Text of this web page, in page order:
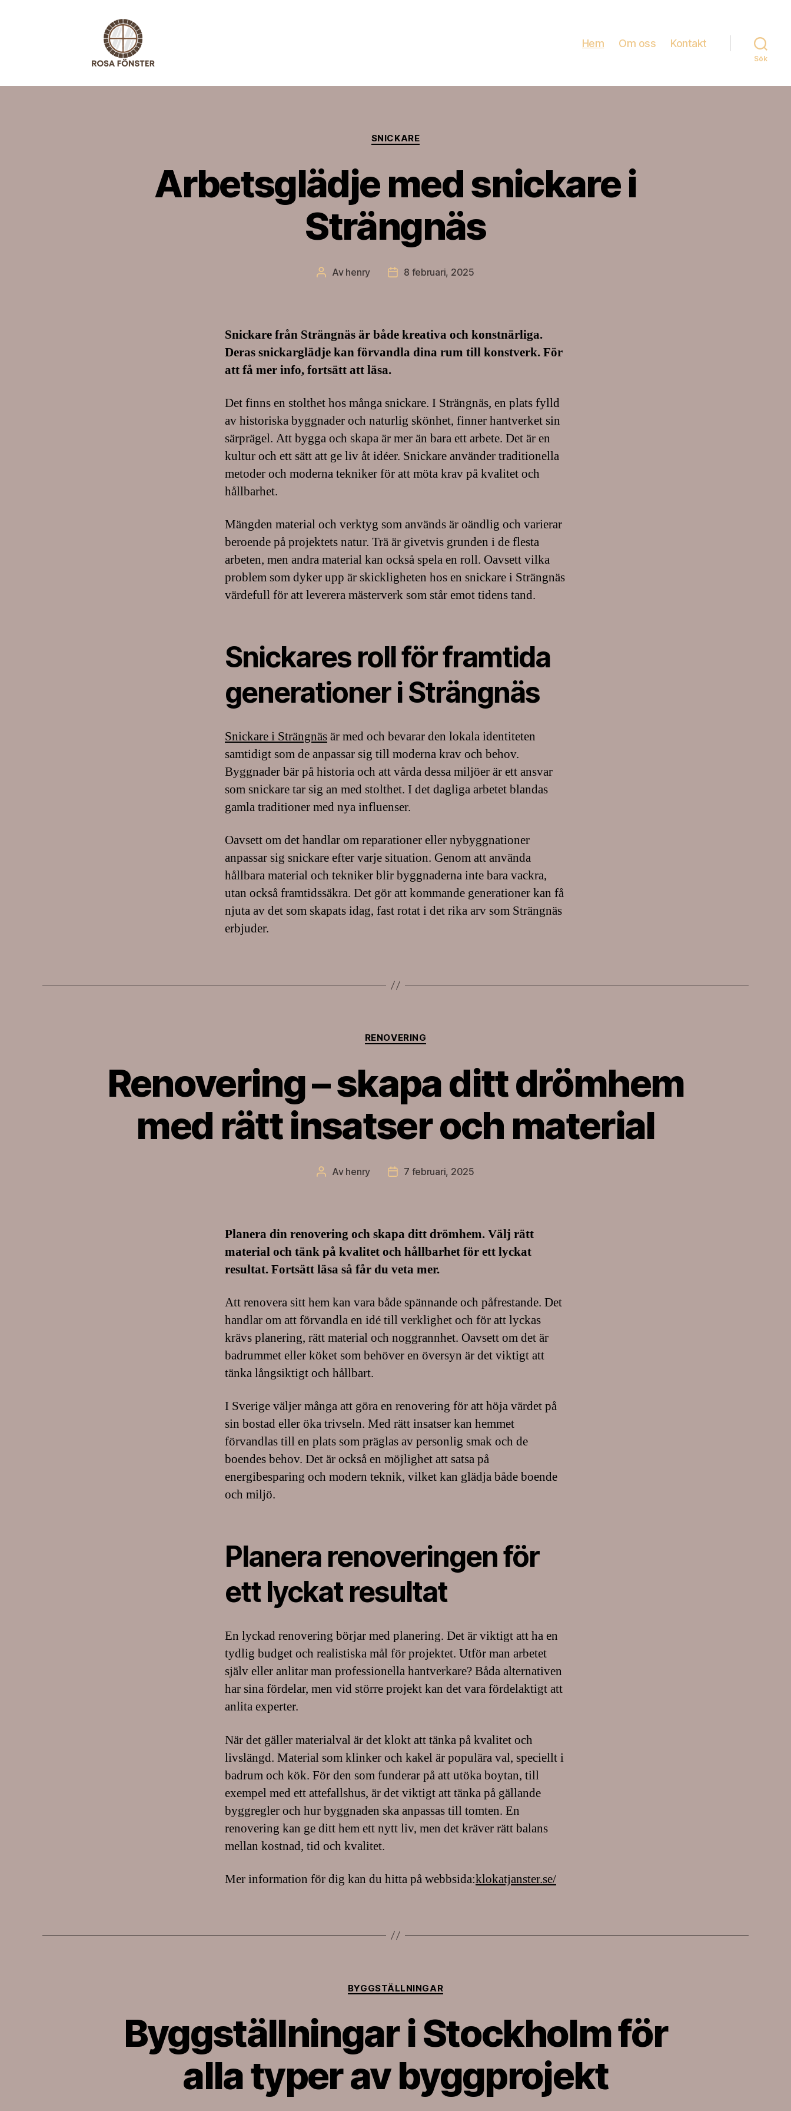
Rosafonster.se
Hem Om oss Kontakt
Sök
Kategorier
SNICKARE
Arbetsglädje med snickare i
Strängnäs
Inläggsförfattare
Av henry Inläggsdatum
8 februari, 2025
Snickare från Strängnäs är både kreativa och konstnärliga.
Deras snickarglädje kan förvandla dina rum till konstverk. För
att få mer info, fortsätt att läsa.
Det finns en stolthet hos många snickare. I Strängnäs, en plats fylld
av historiska byggnader och naturlig skönhet, finner hantverket sin
särprägel. Att bygga och skapa är mer än bara ett arbete. Det är en
kultur och ett sätt att ge liv åt idéer. Snickare använder traditionella
metoder och moderna tekniker för att möta krav på kvalitet och
hållbarhet.
Mängden material och verktyg som används är oändlig och varierar
beroende på projektets natur. Trä är givetvis grunden i de flesta
arbeten, men andra material kan också spela en roll. Oavsett vilka
problem som dyker upp är skickligheten hos en snickare i Strängnäs
värdefull för att leverera mästerverk som står emot tidens tand.
Snickares roll för framtida
generationer i Strängnäs
Snickare i Strängnäsär med och bevarar den lokala identiteten
samtidigt som de anpassar sig till moderna krav och behov.
Byggnader bär på historia och att vårda dessa miljöer är ett ansvar
som snickare tar sig an med stolthet. I det dagliga arbetet blandas
gamla traditioner med nya influenser.
Oavsett om det handlar om reparationer eller nybyggnationer
anpassar sig snickare efter varje situation. Genom att använda
hållbara material och tekniker blir byggnaderna inte bara vackra,
utan också framtidssäkra. Det gör att kommande generationer kan få
njuta av det som skapats idag, fast rotat i det rika arv som Strängnäs
erbjuder.
Kategorier
RENOVERING
Renovering – skapa ditt drömhem
med rätt insatser och material
Inläggsförfattare
Av henry Inläggsdatum
7 februari, 2025
Planera din renovering och skapa ditt drömhem. Välj rätt
material och tänk på kvalitet och hållbarhet för ett lyckat
resultat. Fortsätt läsa så får du veta mer.
Att renovera sitt hem kan vara både spännande och påfrestande. Det
handlar om att förvandla en idé till verklighet och för att lyckas
krävs planering, rätt material och noggrannhet. Oavsett om det är
badrummet eller köket som behöver en översyn är det viktigt att
tänka långsiktigt och hållbart.
I Sverige väljer många att göra en renovering för att höja värdet på
sin bostad eller öka trivseln. Med rätt insatser kan hemmet
förvandlas till en plats som präglas av personlig smak och de
boendes behov. Det är också en möjlighet att satsa på
energibesparing och modern teknik, vilket kan glädja både boende
och miljö.
Planera renoveringen för
ett lyckat resultat
En lyckad renovering börjar med planering. Det är viktigt att ha en
tydlig budget och realistiska mål för projektet. Utför man arbetet
själv eller anlitar man professionella hantverkare? Båda alternativen
har sina fördelar, men vid större projekt kan det vara fördelaktigt att
anlita experter.
När det gäller materialval är det klokt att tänka på kvalitet och
livslängd. Material som klinker och kakel är populära val, speciellt i
badrum och kök. För den som funderar på att utöka boytan, till
exempel med ett attefallshus, är det viktigt att tänka på gällande
byggregler och hur byggnaden ska anpassas till tomten. En
renovering kan ge ditt hem ett nytt liv, men det kräver rätt balans
mellan kostnad, tid och kvalitet.
Mer information för dig kan du hitta på webbsida:klokatjanster.se/
Kategorier
BYGGSTÄLLNINGAR
Byggställningar i Stockholm för
alla typer av byggprojekt